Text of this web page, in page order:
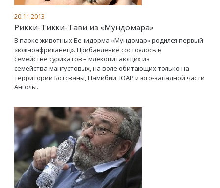
20.11.2013
Рикки-Тикки-Тави из «Мундомара»
В парке животных Бенидорма «Мундомар» родился первый
«южноафриканец». Прибавление состоялось в
семействе сурикатов – млекопитающих из
семейства мангустовых, на воле обитающих только на
территории Ботсваны, Намибии, ЮАР и юго-западной части
Анголы.